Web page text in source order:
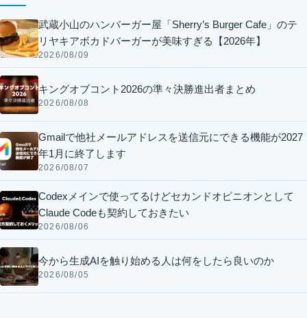
武蔵小山のハンバーガー屋「Sherry’s Burger Cafe」のテ
リヤキアボカドバーガーが美味すぎる【2026年】
2026/08/09
キングオブコント2026の準々決勝進出者まとめ
2026/08/08
Gmailで他社メールアドレスを送信元にできる機能が2027
年1月に終了します
2026/08/07
Codexメインで使ってるけどセカンドオピニオンとして
Claude Codeも契約しておきたい
2026/08/06
今から生成AIを触り始める人は何をしたら良いのか
2026/08/05